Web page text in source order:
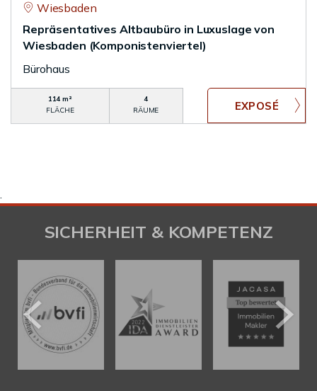
Wiesbaden
Repräsentatives Altbaubüro in Luxuslage von
Wiesbaden (Komponistenviertel)
Bürohaus
114 m²
FLÄCHE
4
RÄUME
.
SICHERHEIT & KOMPETENZ